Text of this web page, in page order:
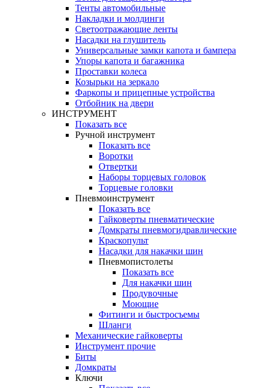
Тенты автомобильные
Накладки и молдинги
Светоотражающие ленты
Насадки на глушитель
Универсальные замки капота и бампера
Упоры капота и багажника
Проставки колеса
Козырьки на зеркало
Фаркопы и прицепные устройства
Отбойник на двери
ИНСТРУМЕНТ
Показать все
Ручной инструмент
Показать все
Воротки
Отвертки
Наборы торцевых головок
Торцевые головки
Пневмоинструмент
Показать все
Гайковерты пневматические
Домкраты пневмогидравлические
Краскопульт
Насадки для накачки шин
Пневмопистолеты
Показать все
Для накачки шин
Продувочные
Моющие
Фитинги и быстросъемы
Шланги
Механические гайковерты
Инструмент прочиe
Биты
Домкраты
Ключи